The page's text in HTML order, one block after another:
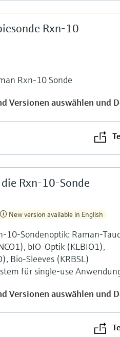
Rxn-10
Rxn-10 Sonde
Versionen auswählen und
Rxn-10-Sonde
New version available in English
10-Sondenoptik: Raman-
bIO-Optik (KLBIO1),
Bio-Sleeves (KRBSL)
für single-use
Versionen auswählen und